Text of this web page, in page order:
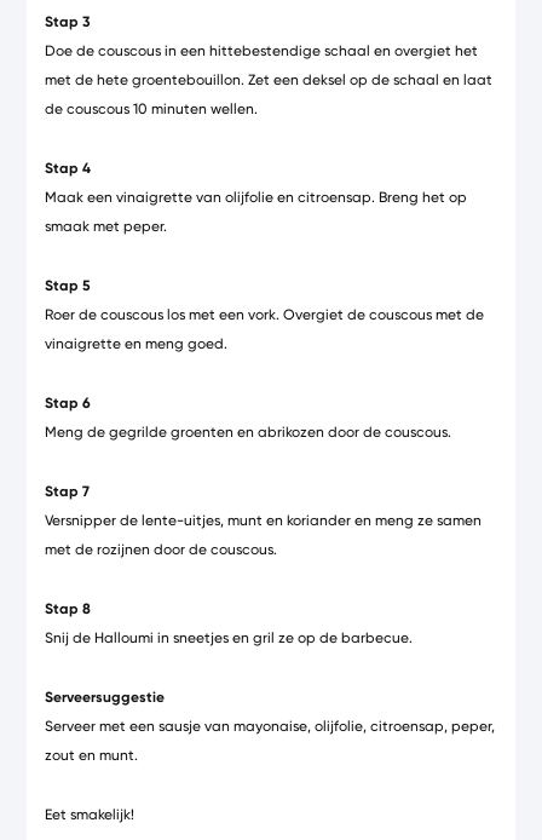
Stap 3
Doe de couscous in een hittebestendige schaal en overgiet het
met de hete groentebouillon. Zet een deksel op de schaal en laat
de couscous 10 minuten wellen.
Stap 4
Maak een vinaigrette van olijfolie en citroensap. Breng het op
smaak met peper.
Stap 5
Roer de couscous los met een vork. Overgiet de couscous met de
vinaigrette en meng goed.
Stap 6
Meng de gegrilde groenten en abrikozen door de couscous.
Stap 7
Versnipper de lente-uitjes, munt en koriander en meng ze samen
met de rozijnen door de couscous.
Stap 8
Snij de Halloumi in sneetjes en gril ze op de barbecue.
Serveersuggestie
Serveer met een sausje van mayonaise, olijfolie, citroensap, peper,
zout en munt.
Eet smakelijk!